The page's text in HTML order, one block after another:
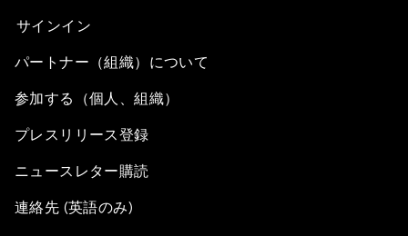
サインイン
パートナー（組織）について
参加する（個人、組織）
プレスリリース登録
ニュースレター購読
連絡先 (英語のみ)